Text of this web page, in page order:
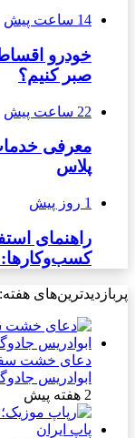
14 ساعت پیش
خودرو
صبر کنیم؟
22 ساعت پیش
معرفی
پلاس
1 روز پیش
راهنمای
کسب‌وکارها:
پربازدیدترین‌های هفته:
دعای خشت
ابوادریس
2 هفته پیش